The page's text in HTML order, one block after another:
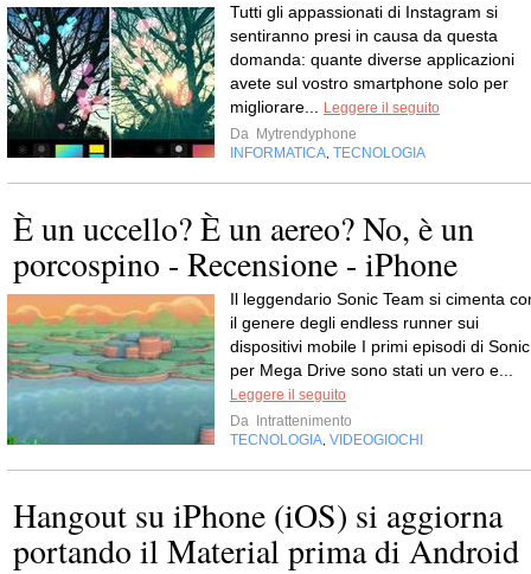
Tutti gli appassionati di Instagram si
sentiranno presi in causa da questa
domanda: quante diverse applicazioni
avete sul vostro smartphone solo per
migliorare...
Leggere il seguito
Da Mytrendyphone
INFORMATICA TECNOLOGIA
È un uccello? È un aereo? No, è un
porcospino - Recensione - iPhone
Il leggendario Sonic Team si cimenta
il genere degli endless runner sui
dispositivi mobile I primi episodi di Sonic
per Mega Drive sono stati un vero e...
Leggere il seguito
Da
Intrattenimento
TECNOLOGIA VIDEOGIOCHI
Hangout su iPhone (iOS) si aggiorna
portando il Material prima di Android